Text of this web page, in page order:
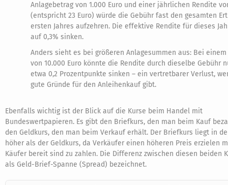
Anlagebetrag von 1.000 Euro und einer jährlichen Rendite
(entspricht 23 Euro) würde die Gebühr fast den gesamten
ersten Jahres aufzehren. Die effektive Rendite für dieses
auf 0,3% sinken.
Anders sieht es bei größeren Anlagesummen aus: Bei
von 10.000 Euro könnte die Rendite durch dieselbe Gebühr
etwa 0,2 Prozentpunkte sinken – ein vertretbarer Verlust,
gute Gründe für den Anleihenkauf gibt.
Ebenfalls wichtig ist der Blick auf die Kurse beim Handel mit
Bundeswertpapieren. Es gibt den Briefkurs, den man beim Kauf
den Geldkurs, den man beim Verkauf erhält. Der Briefkurs liegt in
höher als der Geldkurs, da Verkäufer einen höheren Preis erzielen
Käufer bereit sind zu zahlen. Die Differenz zwischen diesen beiden
als Geld-Brief-Spanne (Spread) bezeichnet.